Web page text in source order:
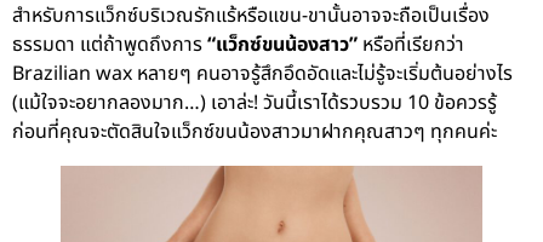
สำหรับการแว็กซ์บริเวณรักแร้หรือแขน-ขานั้นอาจจะถือเป็นเรื่อง
ธรรมดา แต่ถ้าพูดถึงการ“แว็กซ์ขนน้องสาว” หรือที่เรียกว่า
Brazilian wax หลายๆ คนอาจรู้สึกอึดอัดและไม่รู้จะเริ่มต้นอย่างไร
(แม้ใจจะอยากลองมาก…) เอาล่ะ! วันนี้เราได้รวบรวม 10 ข้อควรรู้
ก่อนที่คุณจะตัดสินใจแว็กซ์ขนน้องสาวมาฝากคุณสาวๆ ทุกคนค่ะ